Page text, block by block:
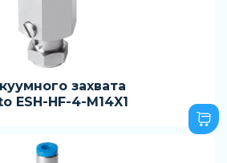
захвата
ESH-HF-4-M14X1